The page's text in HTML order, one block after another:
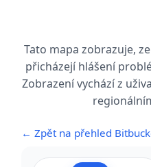
Tato mapa zobrazuje,
přicházejí hlášení
Zobrazení vychází z
← Zpět na přehled